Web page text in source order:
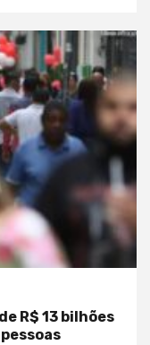
R$ 13 bilhões